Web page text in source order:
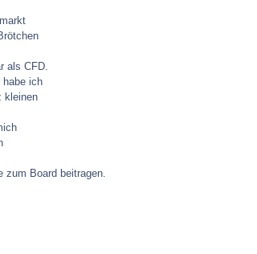
als CFD.
habe ich
kleinen
Board beitragen.